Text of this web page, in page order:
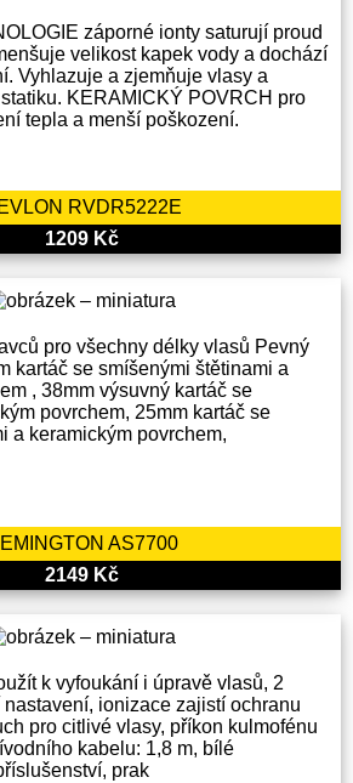
záporné ionty saturují proud
velikost kapek vody a dochází
Vyhlazuje a zjemňuje vlasy a
KERAMICKÝ POVRCH pro
tepla a menší poškození.
RVDR5222E
1209 Kč
pro všechny délky vlasů Pevný
kartáč se smíšenými štětinami a
, 38mm výsuvný kartáč se
povrchem, 25mm kartáč se
a keramickým povrchem,
AS7700
2149 Kč
k vyfoukání i úpravě vlasů, 2
ionizace zajistí ochranu
pro citlivé vlasy, příkon kulmofénu
kabelu: 1,8 m, bílé
prak